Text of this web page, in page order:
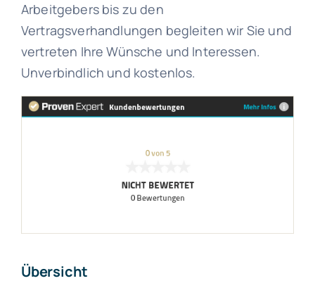
Arbeitgebers bis zu den
Vertragsverhandlungen begleiten wir Sie und
vertreten Ihre Wünsche und Interessen.
Unverbindlich und kostenlos.
Übersicht